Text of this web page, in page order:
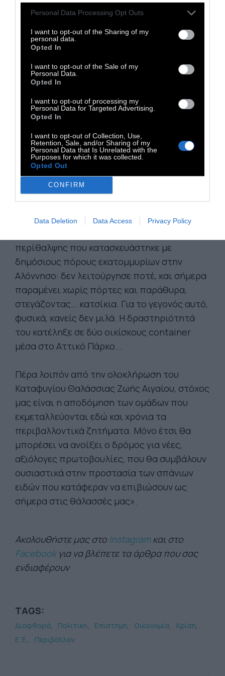
Personal Data Processing Opt Outs
I want to opt-out of the Sharing of my
personal data.
Opted In
I want to opt-out of the Sale of my
Personal Data.
Opted In
I want to opt-out of processing my
Personal Data for Targeted Advertising.
Opted In
I want to opt-out of Collection, Use,
Retention, Sale, and/or Sharing of my
Personal Data that Is Unrelated with the
Purposes for which it was collected.
Opted Out
CONFIRM
Data Deletion Data Access Privacy Policy
“εξαερώνονται” στη χώρα μας στο όνομα της
προστασίας του περιβάλλοντος.
Η εμπειρία της καθημερινότητας στην
τίμια προσπάθεια έχει πάντοτε απέναντί
της τα κυκλώματα που λυμαίνονται εδώ και
δεκαετίες τα περιβαλλοντικά ζητήματα.
Σκοπός τους δεν είναι μόνο να έχουν την
δημόσιων πόρων, αλλά και να εμποδίζουν
την υλοποίηση δράσεων και έργων που θα
αποκάλυπταν τη δική τους καταστροφική
συμβολή. Είναι εμφανές ότι το τελευταίο από
τα ενδιαφέροντά τους είναι η προστασία του
περιβάλλοντος και η ευζωία των ζώων.
περίθαλψης που κατασκευάστηκε με
δημόσιους πόρους εκατομμυρίων στην
Αλόννησο: δεν λειτούργησε ποτέ, και σήμερα
παραμένει χωρίς πόρτες και παράθυρα,
στεγάζοντας… κατσίκια. Για το γεγονός αυτό,
φυσικά, κανείς δεν μιλά. Η δραστηριότητά
του κατέληξε σε δύο οικίσκους container
μέσα στο Αττικό Πάρκο...
Πέρα λοιπόν από την ολοκλήρωση του
Καταφυγίου Θαλάσσιας Ζωής Αιγαίου, στόχος
μας είναι η αποδόμηση των ομάδων που
εκμεταλλεύονται εδώ και χρόνια τα
περιβαλλοντικά ζητήματα. Μόνο έτσι θα
μπορέσει να ανοίξει ο δρόμος για νέες,
αξιόλογες πρωτοβουλίες, που θα συμβάλουν
ουσιαστικά στην προστασία των σπάνιων
ειδών που κατάφεραν να επιβιώσουν ως
σήμερα στις θάλασσές μας».
Ακολουθήστε μας στο Instagramκαι στο
Facebookγια να βλέπετε τα άρθρα που σας
ενδιαφέρουν
TAGS:
Διαφθορά Πολιτική Επιστήμη Οικονομία
Κρίση
Ε.'Ε.
Περιβάλλον